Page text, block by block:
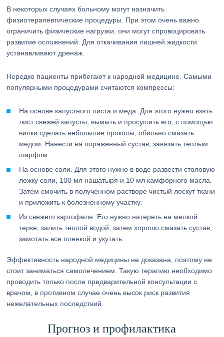
В некоторых случаях больному могут назначить
физиотерапевтические процедуры. При этом очень важно
ограничить физические нагрузки, они могут спровоцировать
развитие осложнений. Для откачивания лишней жидкости
устанавливают дренаж.
Нередко пациенты прибегают к народной медицине. Самыми
популярными процедурами считаются компрессы:
На основе капустного листа и меда. Для этого нужно взять
лист свежей капусты, вымыть и просушить его, с помощью
вилки сделать небольшие проколы, обильно смазать
медом. Нанести на пораженный сустав, завязать теплым
шарфом.
На основе соли. Для этого нужно в воде развести столовую
ложку соли, 100 мл нашатыря и 10 мл камфорного масла.
Затем смочить в полученном растворе чистый лоскут ткани
и приложить к болезненному участку.
Из свежего картофеля. Его нужно натереть на мелкой
терке, залить теплой водой, затем хорошо смазать сустав,
замотать все пленкой и укутать.
Эффективность народной медицины не доказана, поэтому не
стоит заниматься самолечением. Такую терапию необходимо
проводить только после предварительной консультации с
врачом, в противном случае очень высок риск развития
нежелательных последствий.
Прогноз и профилактика